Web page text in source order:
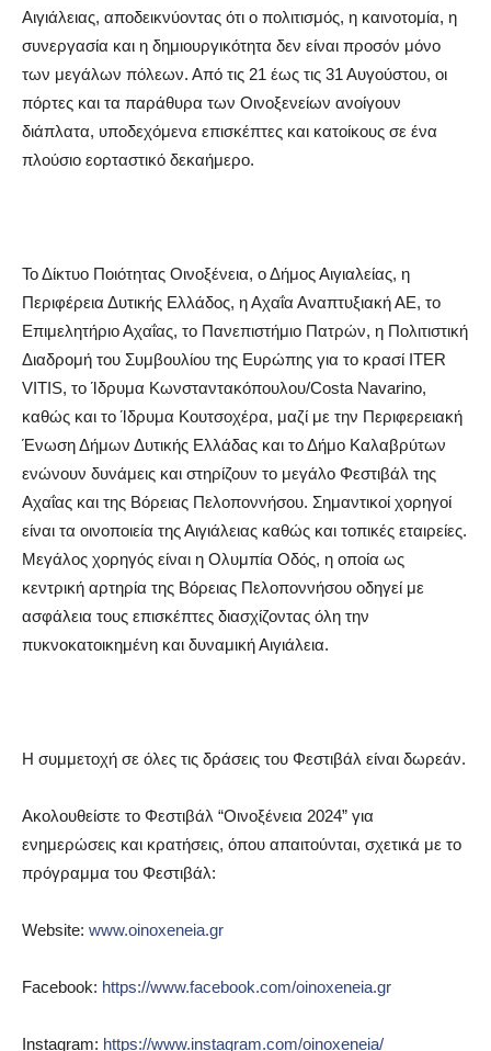
Αιγιάλειας, αποδεικνύοντας ότι ο πολιτισμός, η καινοτομία, η
συνεργασία και η δημιουργικότητα δεν είναι προσόν μόνο
των μεγάλων πόλεων. Από τις 21 έως τις 31 Αυγούστου, οι
πόρτες και τα παράθυρα των Οινοξενείων ανοίγουν
διάπλατα, υποδεχόμενα επισκέπτες και κατοίκους σε ένα
πλούσιο εορταστικό δεκαήμερο.
Το Δίκτυο Ποιότητας Οινοξένεια, ο Δήμος Αιγιαλείας, η
Περιφέρεια Δυτικής Ελλάδος, η Αχαΐα Αναπτυξιακή ΑΕ, το
Επιμελητήριο Αχαΐας, το Πανεπιστήμιο Πατρών, η Πολιτιστική
Διαδρομή του Συμβουλίου της Ευρώπης για το κρασί ITER
VITIS, το Ίδρυμα Κωνσταντακόπουλου/Costa Navarino,
καθώς και το Ίδρυμα Κουτσοχέρα, μαζί με την Περιφερειακή
Ένωση Δήμων Δυτικής Ελλάδας και το Δήμο Καλαβρύτων
ενώνουν δυνάμεις και στηρίζουν το μεγάλο Φεστιβάλ της
Αχαΐας και της Βόρειας Πελοποννήσου. Σημαντικοί χορηγοί
είναι τα οινοποιεία της Αιγιάλειας καθώς και τοπικές εταιρείες.
Μεγάλος χορηγός είναι η Ολυμπία Οδός, η οποία ως
κεντρική αρτηρία της Βόρειας Πελοποννήσου οδηγεί με
ασφάλεια τους επισκέπτες διασχίζοντας όλη την
πυκνοκατοικημένη και δυναμική Αιγιάλεια.
Η συμμετοχή σε όλες τις δράσεις του Φεστιβάλ είναι δωρεάν.
Ακολουθείστε το Φεστιβάλ “Οινοξένεια 2024” για
ενημερώσεις και κρατήσεις, όπου απαιτούνται, σχετικά με το
πρόγραμμα του Φεστιβάλ:
Website: www.oinoxeneia.gr
Facebook: https://www.facebook.com/oinoxeneia.gr
Instagram: https://www.instagram.com/oinoxeneia/